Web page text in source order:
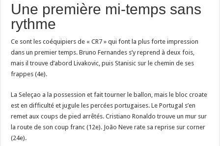
Une première mi-temps sans
rythme
Ce sont les coéquipiers de « CR7 » qui font la plus forte impression
dans un premier temps. Bruno Fernandes s’y reprend à deux fois,
mais il trouve d’abord Livakovic, puis Stanisic sur le chemin de ses
frappes (4e).
La Seleçao a la possession et fait tourner le ballon, mais le bloc croate
est en difficulté et jugule les percées portugaises. Le Portugal s’en
remet aux coups de pied arrêtés. Cristiano Ronaldo trouve un mur sur
la route de son coup franc (12e). João Neve rate sa reprise sur corner
(24e).